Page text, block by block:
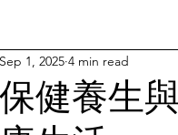
保健養生
Sep 1, 2025 4 min read